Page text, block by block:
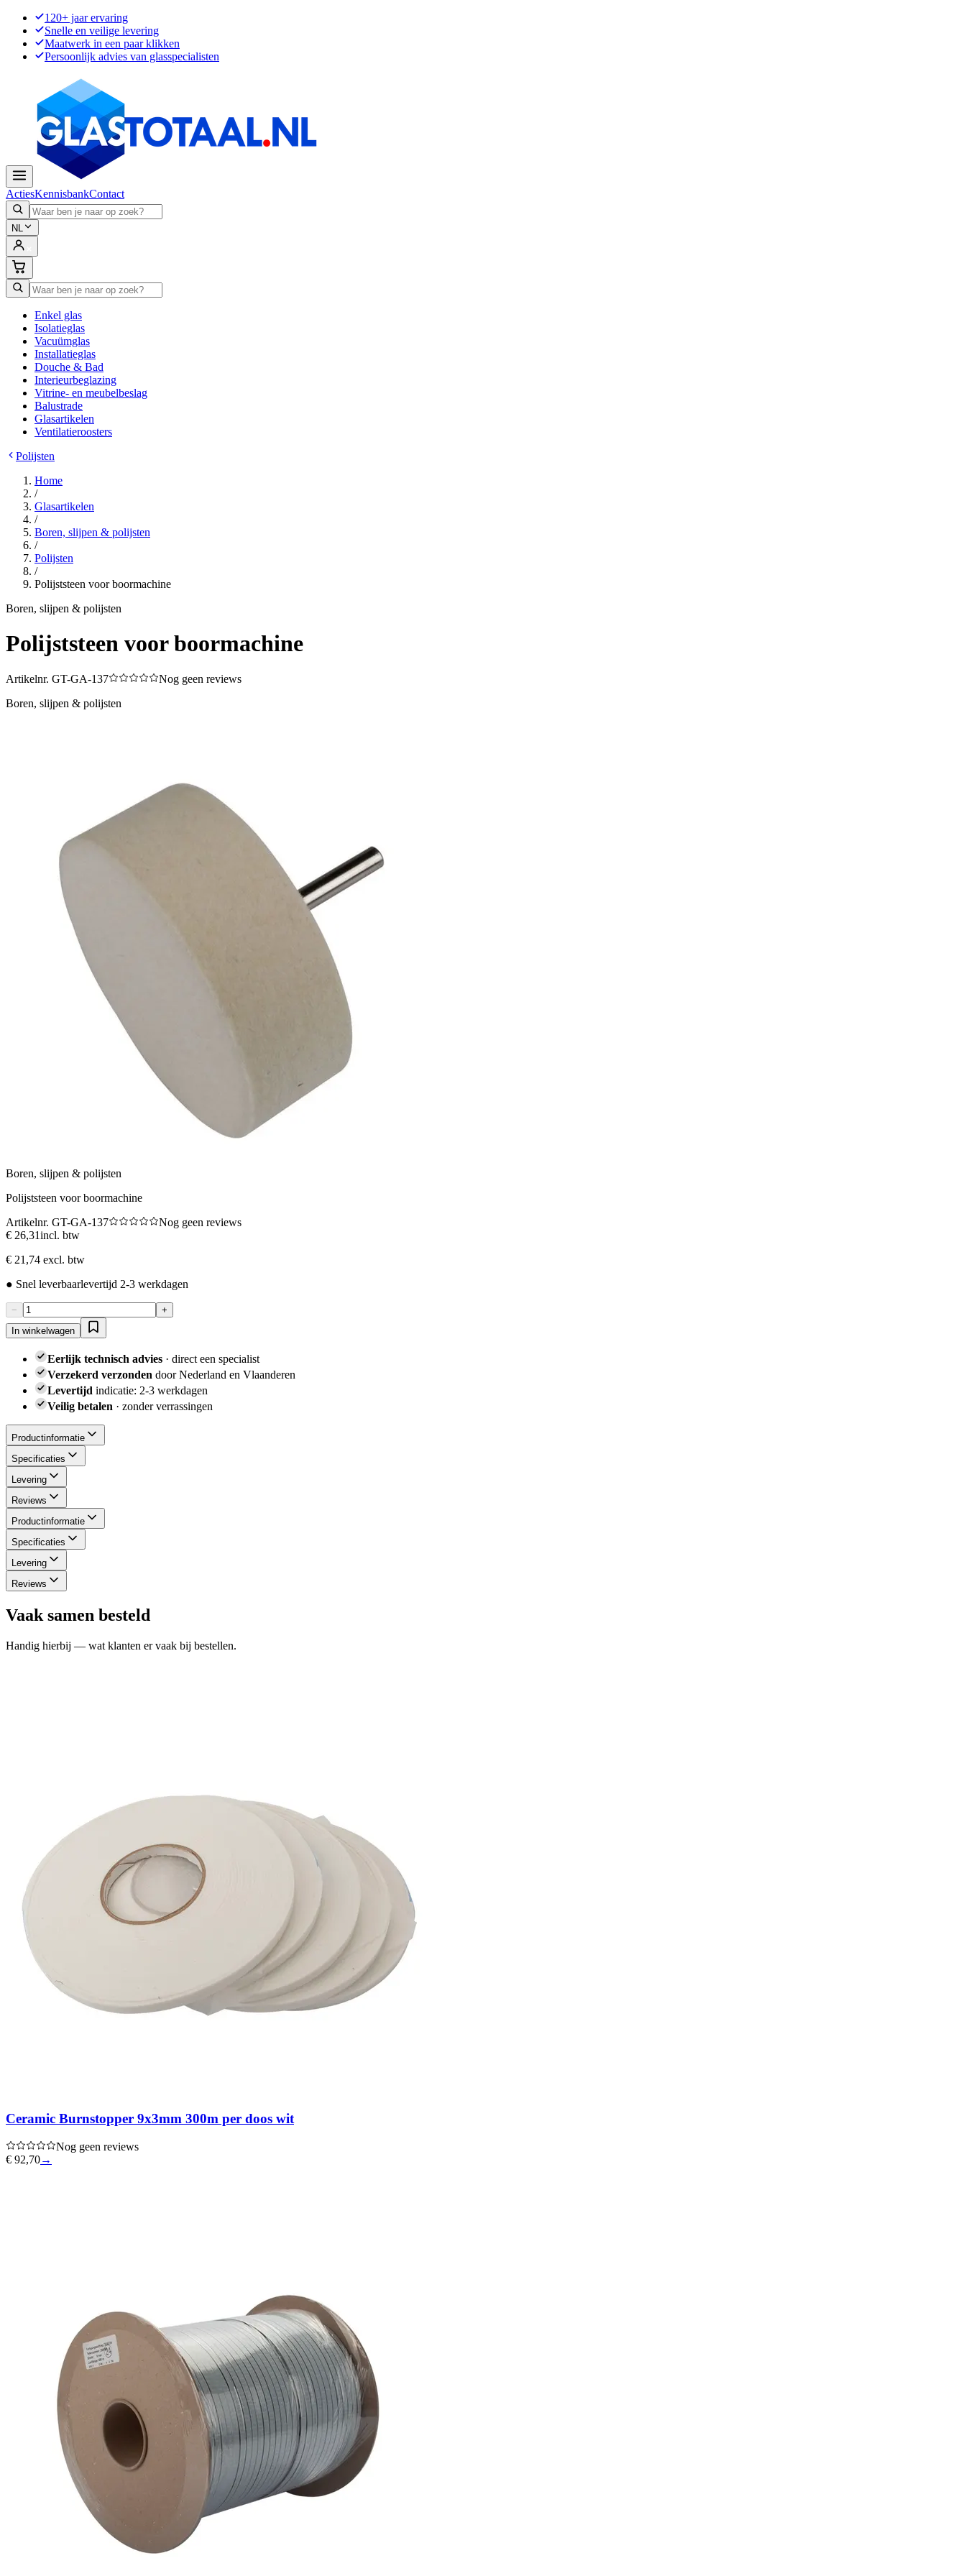
120+ jaar ervaring
Snelle en veilige levering
Maatwerk in een paar klikken
Persoonlijk advies van glasspecialisten
ActiesKennisbankContact
NL
Enkel glas
Isolatieglas
Vacuümglas
Installatieglas
Douche & Bad
Interieurbeglazing
Vitrine- en meubelbeslag
Balustrade
Glasartikelen
Ventilatieroosters
Polijsten
Home
/
Glasartikelen
/
Boren, slijpen & polijsten
/
Polijsten
/
Polijststeen voor boormachine
Boren, slijpen & polijsten
Polijststeen voor boormachine
Artikelnr. GT-GA-137
Nog geen reviews
Boren, slijpen & polijsten
Boren, slijpen & polijsten
Polijststeen voor boormachine
Artikelnr. GT-GA-137
Nog geen reviews
€ 26,31incl. btw
€ 21,74 excl. btw
● Snel leverbaarlevertijd 2-3 werkdagen
−
+
In winkelwagen
Eerlijk technisch advies · direct een specialist
Verzekerd verzonden door Nederland en Vlaanderen
Levertijd indicatie: 2-3 werkdagen
Veilig betalen · zonder verrassingen
Productinformatie
Specificaties
Levering
Reviews
Productinformatie
Specificaties
Levering
Reviews
Vaak samen besteld
Handig hierbij — wat klanten er vaak bij bestellen.
Ceramic Burnstopper 9x3mm 300m per doos wit
Nog geen reviews
€ 92,70→